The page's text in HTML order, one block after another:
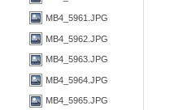
MB4_5961.JPG
MB4_5962.JPG
MB4_5963.JPG
MB4_5964.JPG
MB4_5965.JPG